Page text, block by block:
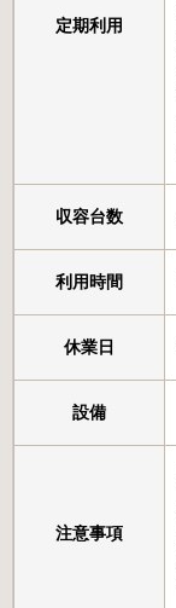
定期利用
収容台数
利用時間
休業日
設備
注意事項